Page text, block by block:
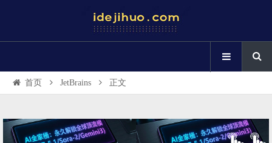
首页 JetBrains 正文